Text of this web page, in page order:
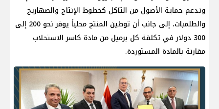
وتدعم حماية الأصول من التآكل كخطوط الإنتاج والصهاريج
والطلمبات، إلى جانب أن توطين المنتج محلياً يوفر نحو 200 إلى
300 دولار في تكلفة كل برميل من مادة كاسر الاستحلاب
مقارنة بالمادة المستوردة.